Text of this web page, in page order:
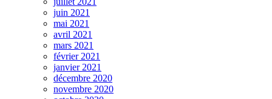
juin 2021
mai 2021
avril 2021
mars 2021
février 2021
janvier 2021
décembre 2020
novembre 2020